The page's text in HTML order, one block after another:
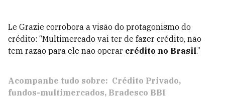
Le Grazie corrobora a visão do protagonismo do
crédito: “Multimercado vai ter de fazer crédito, não
tem razão para ele não operar crédito no Brasil.”
Acompanhe tudo sobre: Crédito Privado
fundos-multimercados Bradesco BBI